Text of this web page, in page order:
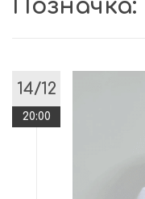
Позначка:
14/12
20:00